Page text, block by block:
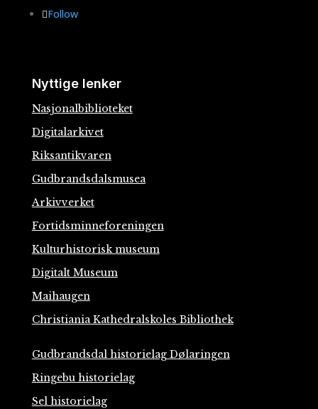
Follow
Nyttige lenker
Nasjonalbiblioteket
Digitalarkivet
Riksantikvaren
Gudbrandsdalsmusea
Arkivverket
Fortidsminneforeningen
Kulturhistorisk museum
Digitalt Museum
Maihaugen
Christiania Kathedralskoles Bibliothek
Gudbrandsdal historielag Dølaringen
Ringebu historielag
Sel historielag